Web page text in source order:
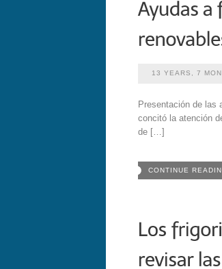
13 YEARS, 7
Presentación de las
concitó la atención
de […]
CONTINUE